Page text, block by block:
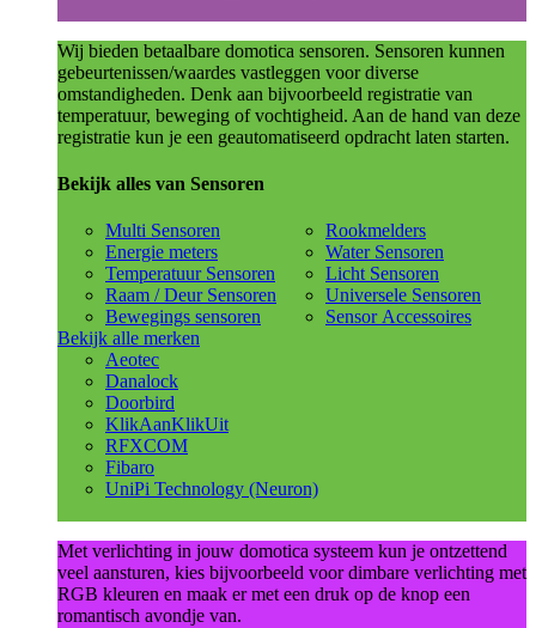
Wij bieden betaalbare domotica sensoren. Sensoren kunnen
gebeurtenissen/waardes vastleggen voor diverse
omstandigheden. Denk aan bijvoorbeeld registratie van
temperatuur, beweging of vochtigheid. Aan de hand van deze
registratie kun je een geautomatiseerd opdracht laten starten.
Bekijk alles van Sensoren
Multi Sensoren
Energie meters
Temperatuur Sensoren
Raam / Deur Sensoren
Bewegings sensoren
Rookmelders
Water Sensoren
Licht Sensoren
Universele Sensoren
Sensor Accessoires
Bekijk alle merken
Aeotec
Danalock
Doorbird
KlikAanKlikUit
RFXCOM
Fibaro
UniPi Technology (Neuron)
Met verlichting in jouw domotica systeem kun je ontzettend
veel aansturen, kies bijvoorbeeld voor dimbare verlichting met
RGB kleuren en maak er met een druk op de knop een
romantisch avondje van.